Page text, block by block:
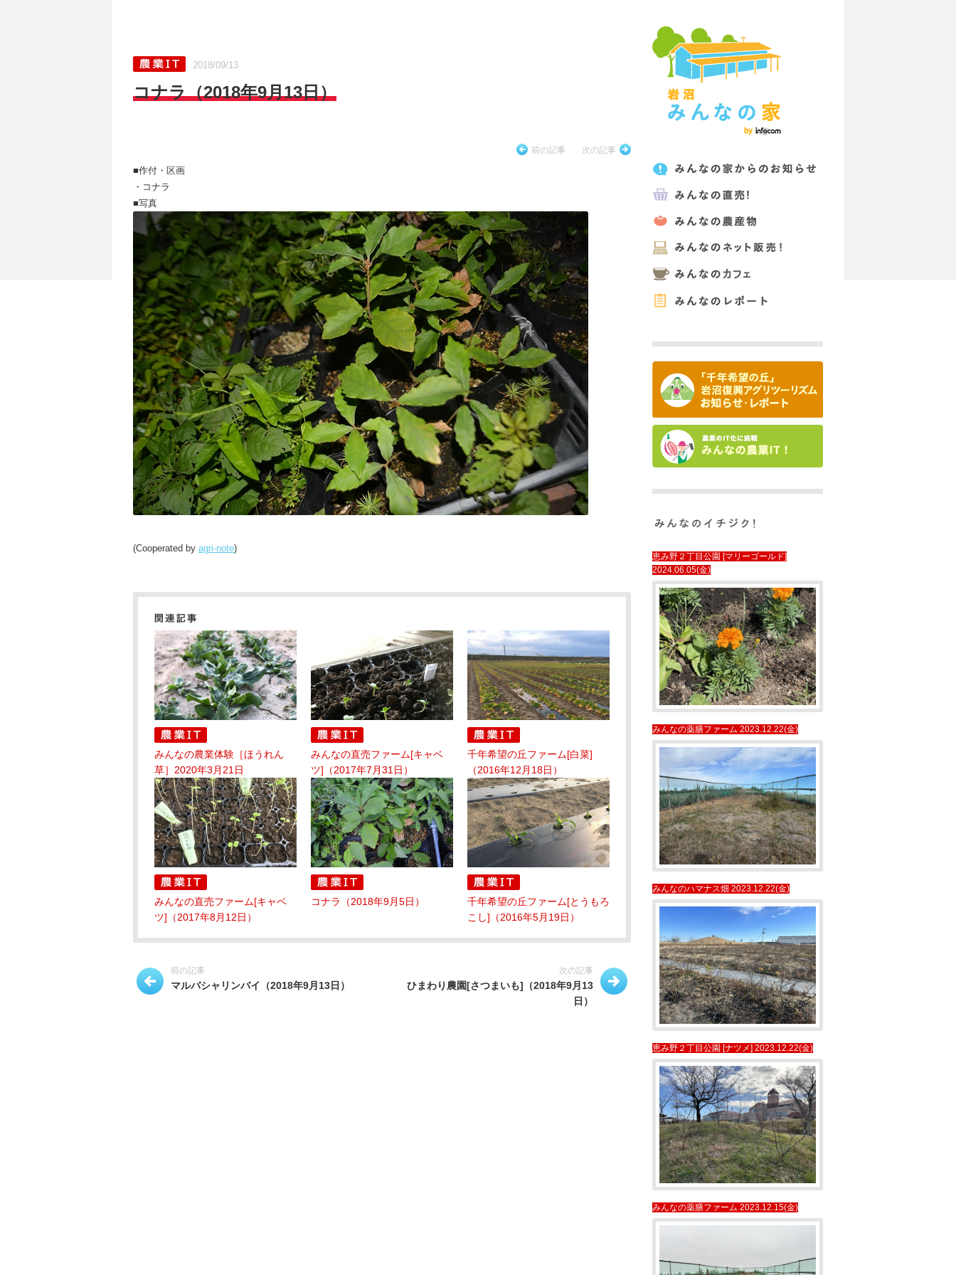
2018/09/13
コナラ（2018年9月13日）
前の記事 次の記事
■作付・区画
・コナラ
■写真
(Cooperated by agri-note)
みんなの農業体験［ほうれん
草］2020年3月21日
みんなの直売ファーム[キャベ
ツ]（2017年7月31日）
千年希望の丘ファーム[白菜]
（2016年12月18日）
みんなの直売ファーム[キャベ
ツ]（2017年8月12日）
コナラ（2018年9月5日）
千年希望の丘ファーム[とうもろ
こし]（2016年5月19日）
前の記事
マルバシャリンバイ（2018年9月13日）
次の記事
ひまわり農園[さつまいも]（2018年9月13
日）
恵み野２丁目公園 [マリーゴールド]
2024.06.05(金)
みんなの薬膳ファーム 2023.12.22(金)
みんなのハマナス畑 2023.12.22(金)
恵み野２丁目公園 [ナツメ] 2023.12.22(金)
みんなの薬膳ファーム 2023.12.15(金)